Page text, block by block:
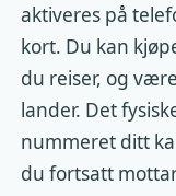
aktiveres på
kort. Du kan
du reiser, og
lander. Det
nummeret ditt
du fortsatt